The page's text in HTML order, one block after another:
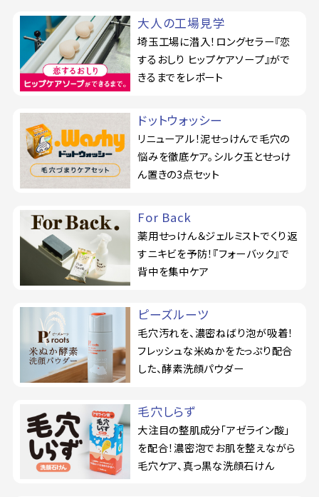
大人の工場見学
埼玉工場に潜入！ロングセラー『恋
するおしり ヒップケアソープ』がで
きるまでをレポート
ドットウォッシー
リニューアル！泥せっけんで毛穴の
悩みを徹底ケア。シルク玉とせっけ
ん置きの3点セット
For Back
薬用せっけん＆ジェルミストでくり返
すニキビを予防！『フォーバック』で
背中を集中ケア
ピーズルーツ
毛穴汚れを、濃密ねばり泡が吸着！
フレッシュな米ぬかをたっぷり配合
した、酵素洗顔パウダー
毛穴しらず
大注目の整肌成分「アゼライン酸」
を配合！濃密泡でお肌を整えながら
毛穴ケア、真っ黒な洗顔石けん